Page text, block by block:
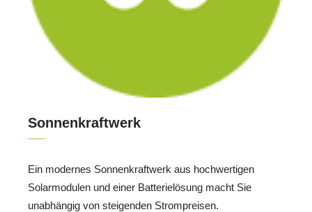
Sonnenkraftwerk
Ein modernes Sonnenkraftwerk aus hochwertigen
Solarmodulen und einer Batterielösung macht Sie
unabhängig von steigenden Strompreisen.